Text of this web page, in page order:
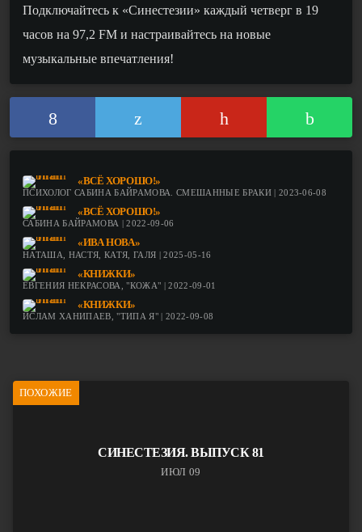
Подключайтесь к «Синестезии» каждый четверг в 19
часов на 97,2 FM и настраивайтесь на новые
музыкальные впечатления!
«ВСЁ ХОРОШО!»
ПСИХОЛОГ САБИНА БАЙРАМОВА. СМЕШАННЫЕ БРАКИ | 2023-06-08
«ВСЁ ХОРОШО!»
САБИНА БАЙРАМОВА | 2022-09-06
«ИВА НОВА»
НАТАША, НАСТЯ, КАТЯ, ГАЛЯ | 2025-05-16
«КНИЖКИ»
ЕВГЕНИЯ НЕКРАСОВА, "КОЖА" | 2022-09-01
«КНИЖКИ»
ИСЛАМ ХАНИПАЕВ, "ТИПА Я" | 2022-09-08
ПОХОЖИЕ
СИНЕСТЕЗИЯ. ВЫПУСК 81
ИЮЛ 09